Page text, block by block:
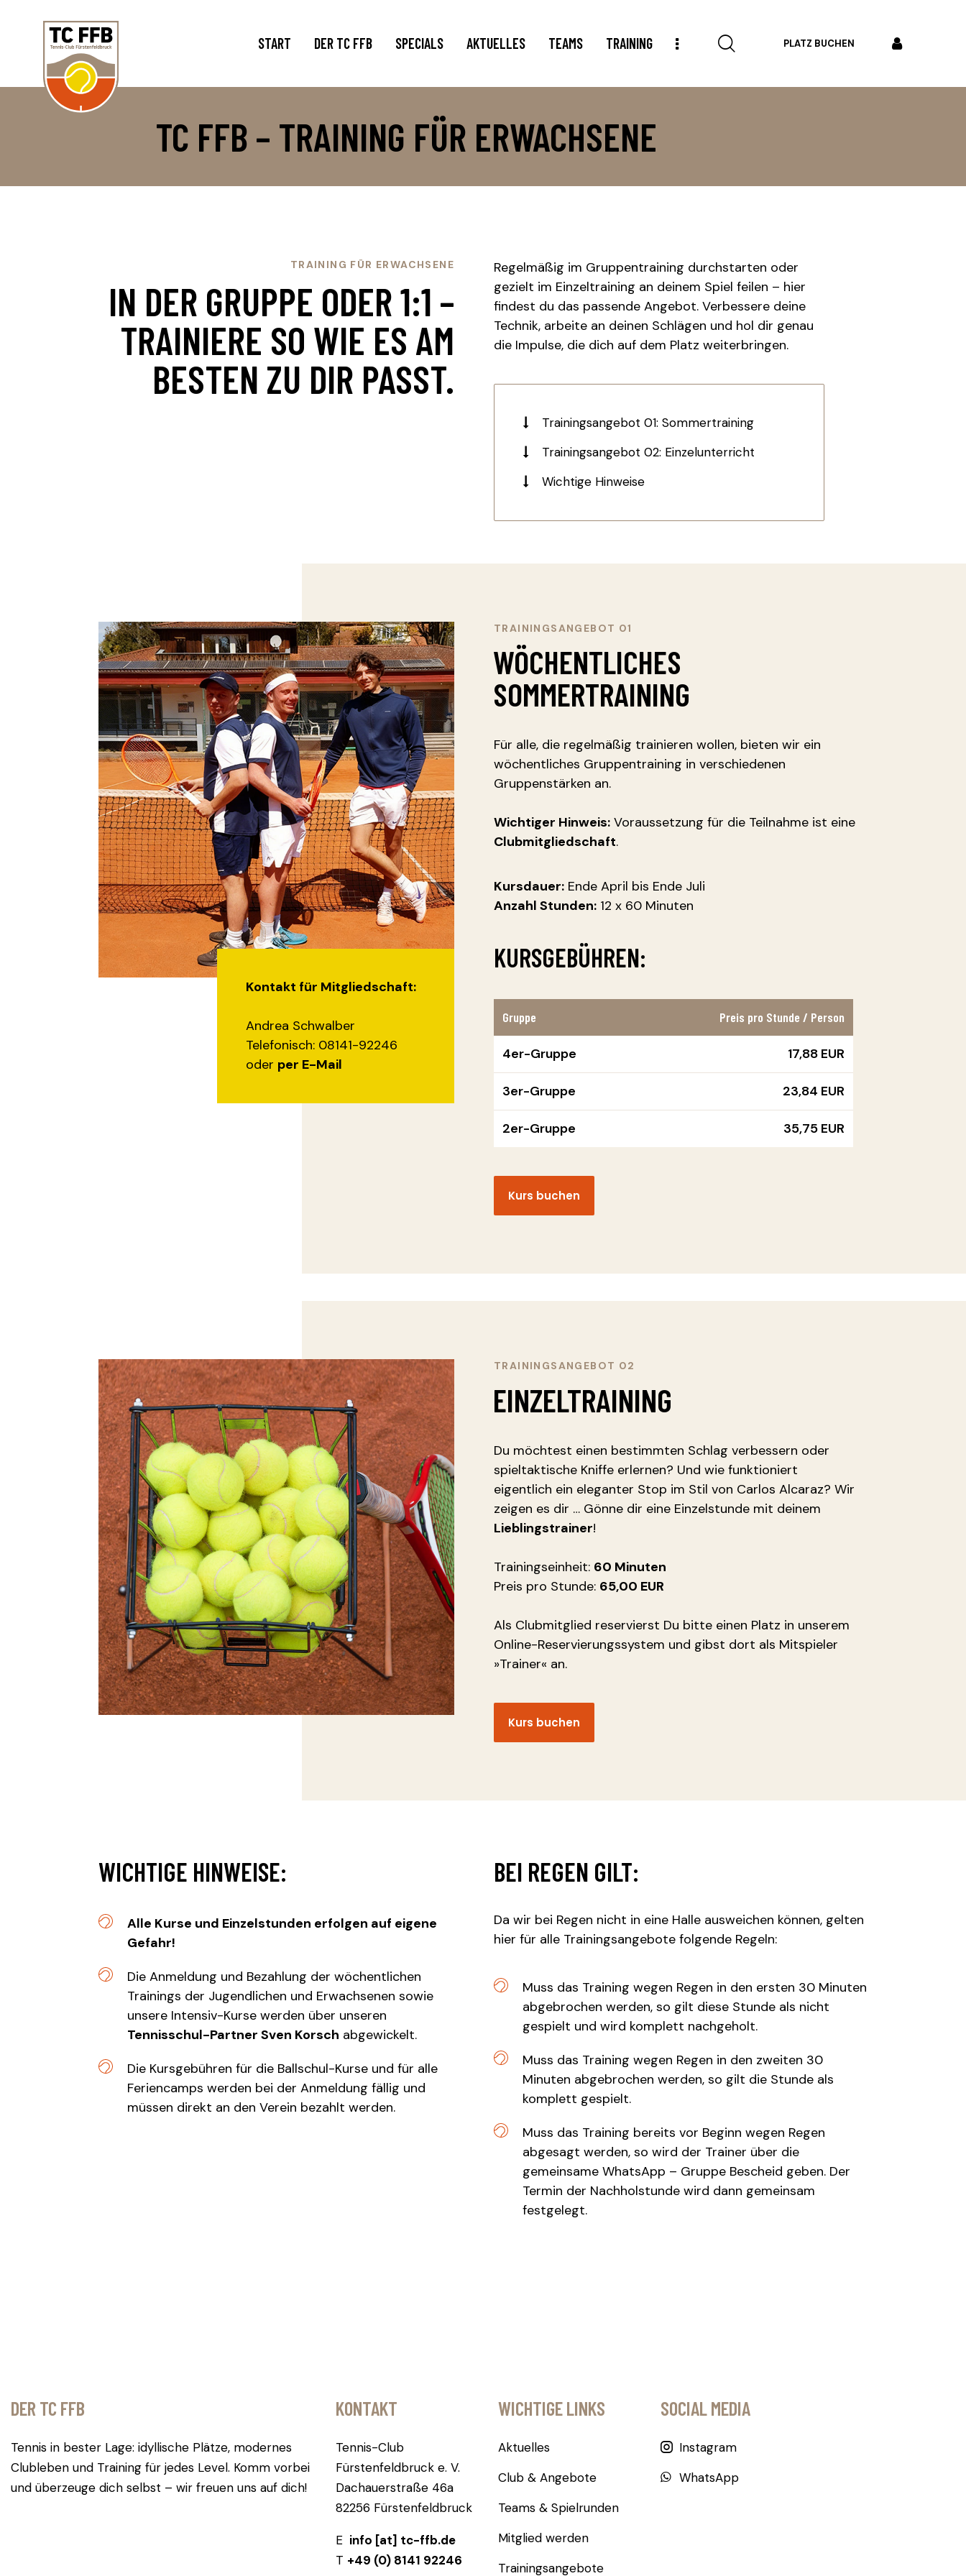
START DER TC FFB SPECIALS AKTUELLES TEAMS TRAINING PLATZ BUCHEN
TC FFB – TRAINING FÜR ERWACHSENE
TRAINING FÜR ERWACHSENE
IN DER GRUPPE ODER 1:1 –
TRAINIERE SO WIE ES AM
BESTEN ZU DIR PASST.
Regelmäßig im Gruppentraining durchstarten oder
gezielt im Einzeltraining an deinem Spiel feilen – hier
findest du das passende Angebot. Verbessere deine
Technik, arbeite an deinen Schlägen und hol dir genau
die Impulse, die dich auf dem Platz weiterbringen.
Trainingsangebot 01: Sommertraining
Trainingsangebot 02: Einzelunterricht
Wichtige Hinweise
Kontakt für Mitgliedschaft:
Andrea Schwalber
Telefonisch: 08141-92246
oder per E-Mail
TRAININGSANGEBOT 01
WÖCHENTLICHES
SOMMERTRAINING
Für alle, die regelmäßig trainieren wollen, bieten wir ein
wöchentliches Gruppentraining in verschiedenen
Gruppenstärken an.
Wichtiger Hinweis: Voraussetzung für die Teilnahme ist eine
Clubmitgliedschaft.
Kursdauer: Ende April bis Ende Juli
Anzahl Stunden: 12 x 60 Minuten
KURSGEBÜHREN:
Gruppe Preis pro Stunde / Person
4er-Gruppe 17,88 EUR
3er-Gruppe 23,84 EUR
2er-Gruppe 35,75 EUR
Kurs buchen
TRAININGSANGEBOT 02
EINZELTRAINING
Du möchtest einen bestimmten Schlag verbessern oder
spieltaktische Kniffe erlernen? Und wie funktioniert
eigentlich ein eleganter Stop im Stil von Carlos Alcaraz? Wir
zeigen es dir … Gönne dir eine Einzelstunde mit deinem
Lieblingstrainer!
Trainingseinheit: 60 Minuten
Preis pro Stunde: 65,00 EUR
Als Clubmitglied reservierst Du bitte einen Platz in unserem
Online-Reservierungssystem und gibst dort als Mitspieler
»Trainer« an.
Kurs buchen
WICHTIGE HINWEISE:
Alle Kurse und Einzelstunden erfolgen auf eigene
Gefahr!
Die Anmeldung und Bezahlung der wöchentlichen
Trainings der Jugendlichen und Erwachsenen sowie
unsere Intensiv-Kurse werden über unseren
Tennisschul-Partner Sven Korsch abgewickelt.
Die Kursgebühren für die Ballschul-Kurse und für alle
Feriencamps werden bei der Anmeldung fällig und
müssen direkt an den Verein bezahlt werden.
BEI REGEN GILT:
Da wir bei Regen nicht in eine Halle ausweichen können, gelten
hier für alle Trainingsangebote folgende Regeln:
Muss das Training wegen Regen in den ersten 30 Minuten
abgebrochen werden, so gilt diese Stunde als nicht
gespielt und wird komplett nachgeholt.
Muss das Training wegen Regen in den zweiten 30
Minuten abgebrochen werden, so gilt die Stunde als
komplett gespielt.
Muss das Training bereits vor Beginn wegen Regen
abgesagt werden, so wird der Trainer über die
gemeinsame WhatsApp – Gruppe Bescheid geben. Der
Termin der Nachholstunde wird dann gemeinsam
festgelegt.
DER TC FFB
Tennis in bester Lage: idyllische Plätze, modernes
Clubleben und Training für jedes Level. Komm vorbei
und überzeuge dich selbst – wir freuen uns auf dich!
KONTAKT
Tennis-Club
Fürstenfeldbruck e. V.
Dachauerstraße 46a
82256 Fürstenfeldbruck
E info [at] tc-ffb.de
T +49 (0) 8141 92246
WICHTIGE LINKS
Aktuelles
Club & Angebote
Teams & Spielrunden
Mitglied werden
Trainingsangebote
SOCIAL MEDIA
Instagram
WhatsApp